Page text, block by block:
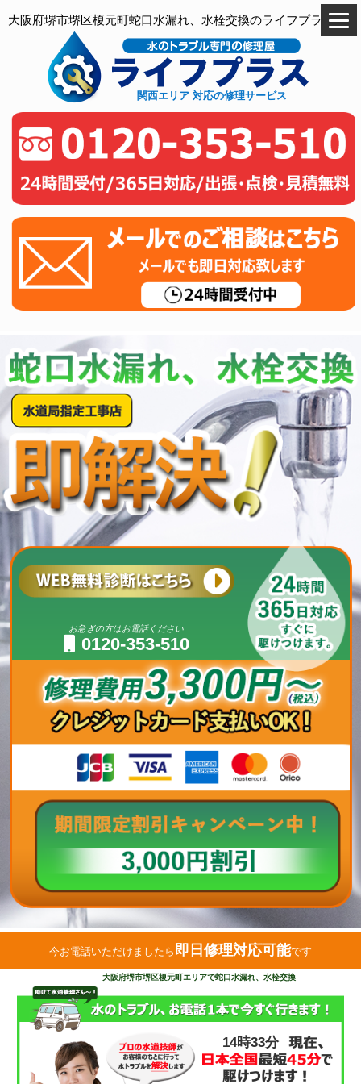
大阪府堺市堺区榎元町蛇口水漏れ、水栓交換のライフプラス
関西エリア 対応の修理サービス
お急ぎの方はお電話ください
0120-353-510
今お電話いただけましたら 即日修理対応可能です
大阪府堺市堺区榎元町エリアで蛇口水漏れ、水栓交換
14時33分